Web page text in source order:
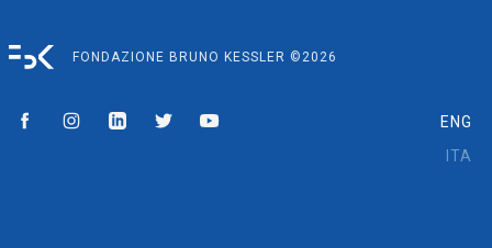
FONDAZIONE BRUNO KESSLER ©2026
ENG
ITA